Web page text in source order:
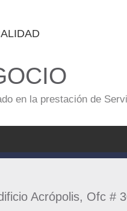
en la prestación de
Acrópolis, Ofc #